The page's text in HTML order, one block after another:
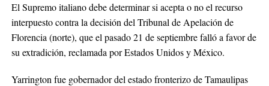
El Supremo italiano debe determinar si acepta o no el recurso
interpuesto contra la decisión del Tribunal de Apelación de
Florencia (norte), que el pasado 21 de septiembre falló a favor de
su extradición, reclamada por Estados Unidos y México.
Yarrington fue gobernador del estado fronterizo de Tamaulipas